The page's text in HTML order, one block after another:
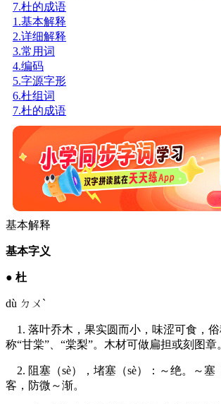
7.杜的成语
1.基本解释
2.详细解释
3.常用词
4.编码
5.字源字形
6.杜组词
7.杜的成语
基本解释
基本字义
● 杜
dù ㄉㄨˋ
1. 落叶乔木，果实圆而小，味涩可食，俗
称“甘棠”、“棠梨”。木材可做扁担或刻图章
2. 阻塞（sè），堵塞（sè）：～绝。～塞
客，防微～渐。